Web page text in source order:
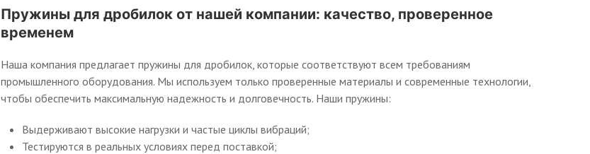
Пружины для дробилок от нашей компании: качество, проверенное
временем
Наша компания предлагает пружины для дробилок, которые соответствуют всем требованиям
промышленного оборудования. Мы используем только проверенные материалы и современные технологии,
чтобы обеспечить максимальную надежность и долговечность. Наши пружины:
Выдерживают высокие нагрузки и частые циклы вибраций;
Тестируются в реальных условиях перед поставкой;